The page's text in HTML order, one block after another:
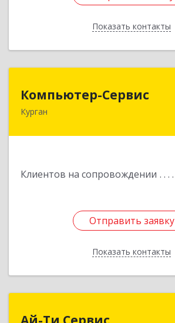
Показать контакты
Назад
Компьютер-Сервис
Курган
Клиентов на сопровождении
Отправить заявку
Показать контакты
Отправить заявку
Назад